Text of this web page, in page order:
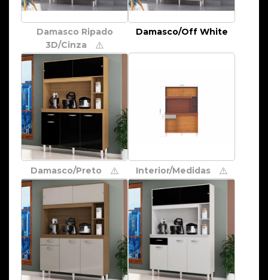
Damasco Ripado
3D/Cinza
⚠️
Damasco/Off White
Damasco/Preto ⚠️ Interior/Medidas ⚠️